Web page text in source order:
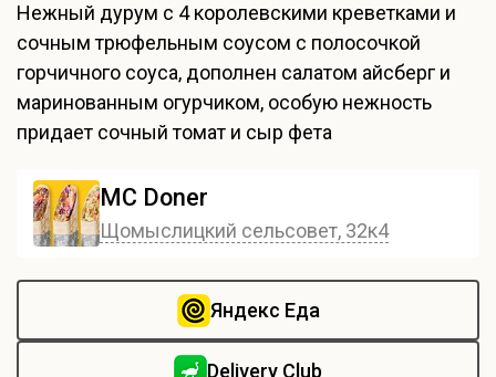
Нежный дурум с 4 королевскими креветками и
сочным трюфельным соусом с полосочкой
горчичного соуса, дополнен салатом айсберг и
маринованным огурчиком, особую нежность
придает сочный томат и сыр фета
MC Doner
Щомыслицкий сельсовет, 32к4
Яндекс Еда
Delivery Club